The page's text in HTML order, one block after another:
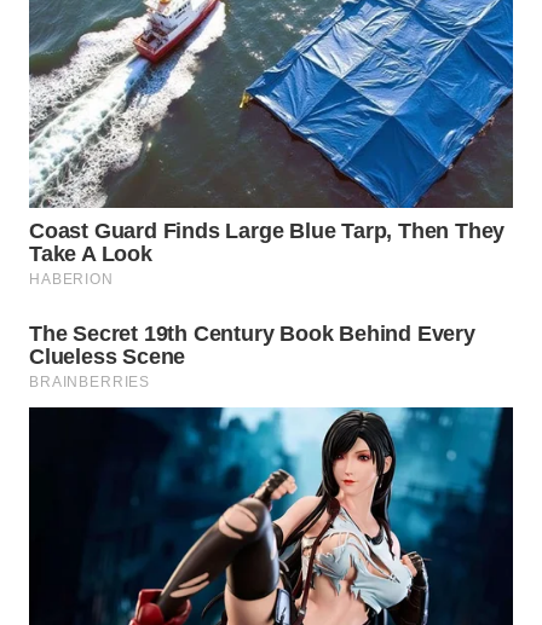
WAHANANEWS
ID
WAHANANEWS
CO ID
WAHANANEWS
NET
SPORT
WAHANA